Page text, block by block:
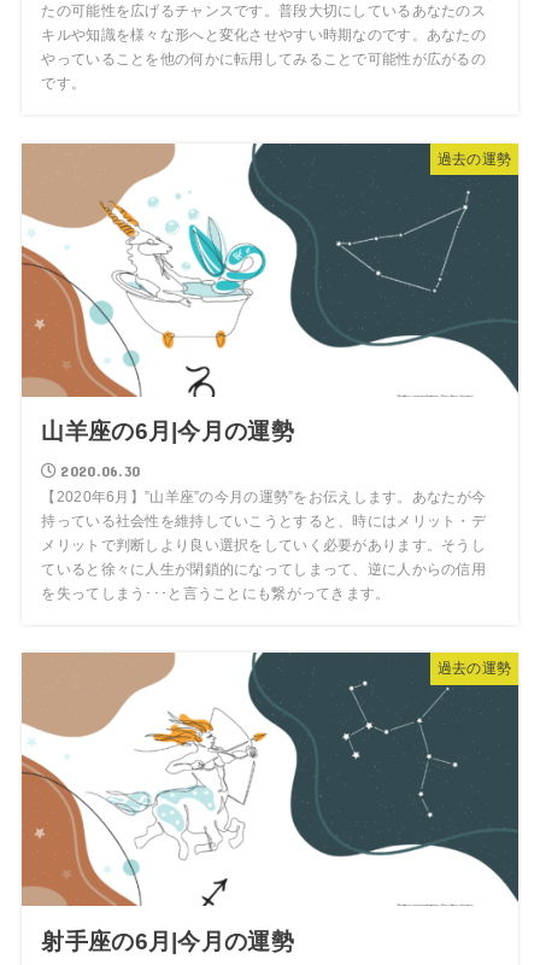
たの可能性を広げるチャンスです。普段大切にしているあなたのス
キルや知識を様々な形へと変化させやすい時期なのです。あなたの
やっていることを他の何かに転用してみることで可能性が広がるの
です。
過去の運勢
山羊座の6月|今月の運勢
2020.06.30
【2020年6月】”山羊座”の今月の運勢”をお伝えします。あなたが今
持っている社会性を維持していこうとすると、時にはメリット・デ
メリットで判断しより良い選択をしていく必要があります。そうし
ていると徐々に人生が閉鎖的になってしまって、逆に人からの信用
を失ってしまう･･･と言うことにも繋がってきます。
過去の運勢
射手座の6月|今月の運勢